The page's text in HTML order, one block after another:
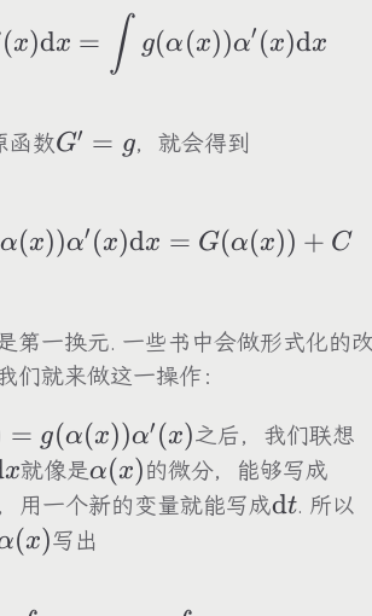
\int
(x)dx = ∫ g(α(x))α′ (x)dx
函数G'=g
G′ = g，就会得到
\int
α(x))α′ (x)dx = G(α(x)) + C
第一换元. 一些书中会做形式化的
们就来做这一操作：
= g(α(x))α′ (x)之后，我们联想
x就像是\alpha(x)
α(x)的微分，能够写成
，用一个新的变量就能写成dt. 所以
(x)写出